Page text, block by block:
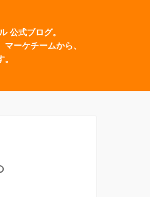
公式ブログ。
ーケチームから、